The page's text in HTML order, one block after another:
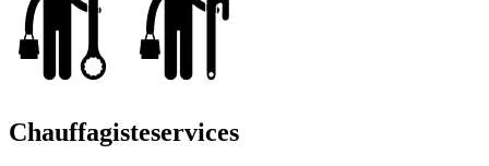
Chauffagisteservices